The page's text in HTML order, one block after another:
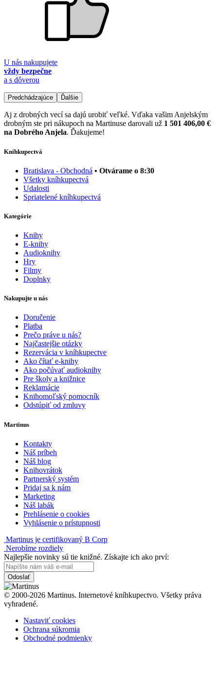
U nás nakupujete
vždy bezpečne
a s dôverou
Predchádzajúce Ďalšie
Aj z drobných vecí sa dajú urobiť veľké. Vďaka vašim Anjelským
drobným ste pri nákupoch na Martinuse darovali už 1 501 406,00 €
na Dobrého Anjela. Ďakujeme!
Kníhkupectvá
Bratislava - Obchodná • Otvárame o 8:30
Všetky kníhkupectvá
Udalosti
Spriatelené kníhkupectvá
Kategórie
Knihy
E-knihy
Audioknihy
Hry
Filmy
Doplnky
Nakupujte u nás
Doručenie
Platba
Prečo práve u nás?
Najčastejšie otázky
Rezervácia v kníhkupectve
Ako čítať e-knihy
Ako počúvať audioknihy
Pre školy a knižnice
Reklamácie
Knihomoľský pomocník
Odstúpiť od zmluvy
Martinus
Kontakty
Náš príbeh
Náš blog
Knihovrátok
Partnerský systém
Pridaj sa k nám
Marketing
Náš labák
Prehlásenie o cookies
Vyhlásenie o prístupnosti
Martinus je certifikovaný B Corp
Nerobíme rozdiely
Najlepšie novinky sú tie knižné. Získajte ich ako prví:
Odoslať
© 2000-2026 Martinus. Internetové kníhkupectvo. Všetky práva
vyhradené.
Nastaviť cookies
Ochrana súkromia
Obchodné podmienky